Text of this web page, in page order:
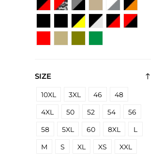
SIZE
10XL 3XL 46
48
4XL
50 52 54
56
58
5XL 60 8XL
L
M
S XL XS XXL